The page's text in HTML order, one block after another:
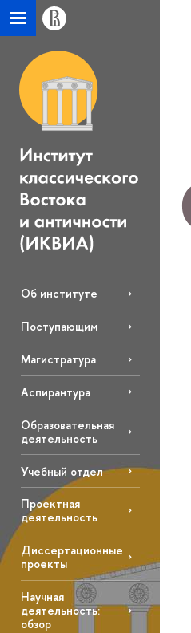
Об институте
Поступающим
Магистратура
Аспирантура
Образовательная
деятельность
Учебный отдел
Проектная
деятельность
Диссертационные
проекты
Научная
деятельность:
обзор